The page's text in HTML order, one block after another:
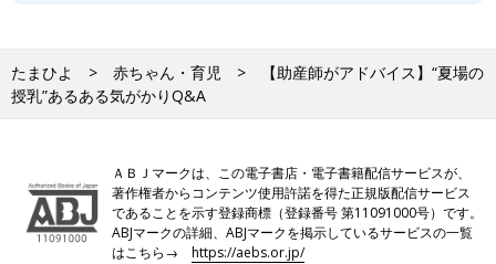
たまひよ 赤ちゃん・育児
【助産師がアドバイス】“夏場の
授乳”あるある気がかりQ&A
ＡＢＪマークは、この電子書店・電子書籍配信サービスが、
著作権者からコンテンツ使用許諾を得た正規版配信サービス
であることを示す登録商標（登録番号 第11091000号）です。
ABJマークの詳細、ABJマークを掲示しているサービスの一覧
はこちら→https://aebs.or.jp/